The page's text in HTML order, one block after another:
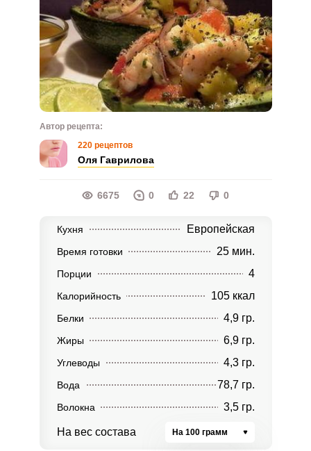
Автор рецепта:
220 рецептов
Оля Гаврилова
6675 0 22 0
Кухня Европейская
Время готовки 25 мин.
Порции 4
Калорийность 105 ккал
Белки 4,9 гр.
Жиры 6,9 гр.
Углеводы 4,3 гр.
Вода 78,7 гр.
Волокна 3,5 гр.
На вес состава На 100 грамм